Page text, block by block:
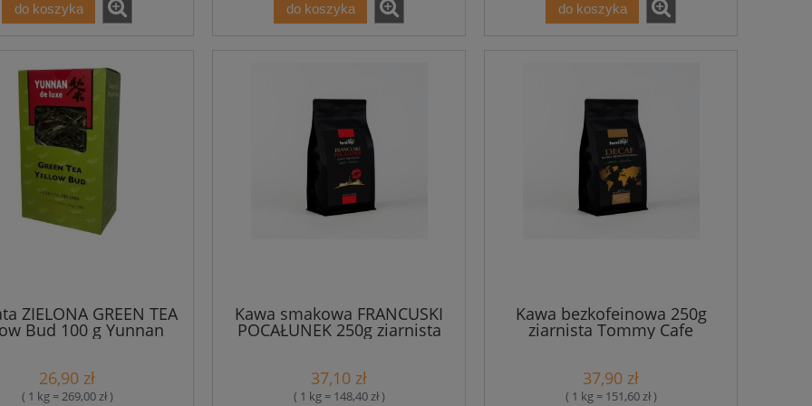
do koszyka do koszyka do koszyka
ZIELONA GREEN TEA
Bud 100 g Yunnan
26,90 zł
( 1 kg = 269,00 zł )
Kawa smakowa FRANCUSKI
POCAŁUNEK 250g ziarnista
Tommy Cafe
37,10 zł
( 1 kg = 148,40 zł )
Kawa bezkofeinowa 250g
ziarnista Tommy Cafe
37,90 zł
( 1 kg = 151,60 zł )